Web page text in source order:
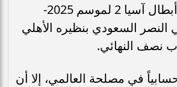
مواجهات دوري أبطال آسيا 2 لموسم 2025-
النصر السعودي بنظيره الأهلي
نصف النهائي.
في مصلحة العالمي، إلا أن